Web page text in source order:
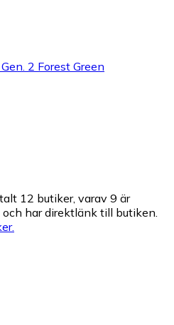
2 Forest Green
12 butiker, varav 9 är
har direktlänk till butiken.